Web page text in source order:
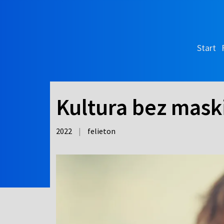
Start
Kultura bez
2022 | felieton